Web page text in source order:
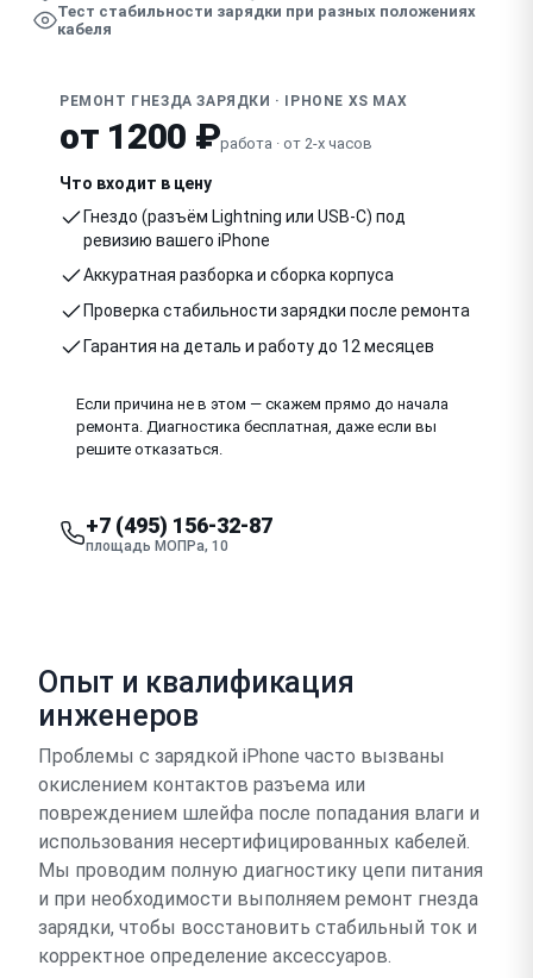
Тест стабильности зарядки при разных положениях
кабеля
РЕМОНТ ГНЕЗДА ЗАРЯДКИ · IPHONE XS MAX
от 1200 ₽работа · от 2-х часов
Что входит в цену
Гнездо (разъём Lightning или USB-C) под
ревизию вашего iPhone
Аккуратная разборка и сборка корпуса
Проверка стабильности зарядки после ремонта
Гарантия на деталь и работу до 12 месяцев
Если причина не в этом — скажем прямо до начала
ремонта. Диагностика бесплатная, даже если вы
решите отказаться.
+7 (495) 156-32-87
площадь МОПРа, 10
Опыт и квалификация
инженеров
Проблемы с зарядкой iPhone часто вызваны
окислением контактов разъема или
повреждением шлейфа после попадания влаги и
использования несертифицированных кабелей.
Мы проводим полную диагностику цепи питания
и при необходимости выполняем ремонт гнезда
зарядки, чтобы восстановить стабильный ток и
корректное определение аксессуаров.